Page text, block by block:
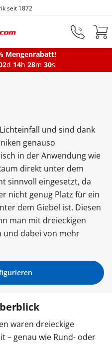
springen
seit 1872
Mengenrabatt!
d 14h 28m 28s
und sind dank
genauso
in der Anwendung wie
direkt unter dem
sinnvoll eingesetzt, da
nicht genug Platz für ein
dem Giebel ist. Diesen
man mit dreieckigen
und dabei von mehr
waren dreieckige
– genau wie Rund- oder